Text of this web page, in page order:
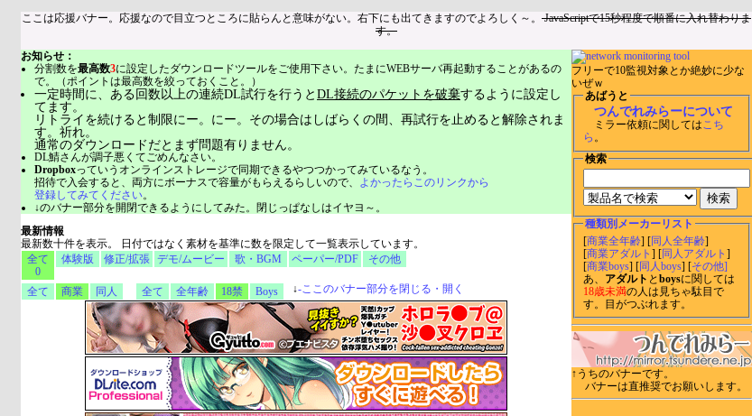
ここは応援バナー。応援なので目立つところに貼らんと意味がない。右下にも出てきますのでよろしく～。 JavaScriptで15秒程度で順番に入れ替わりま
す。
フリーで10監視対象とか絶妙に少な
いぜｗ
あばうと
つんでれみらーについて
ミラー依頼に関してはこち
ら 。
検索
種類別メーカーリスト
[商業全年齢 ] [同人全年齢]
[商業アダルト ] [同人アダルト ]
[商業boys] [同人boys ] [その他]
あ、 アダルト とboysに関しては
18歳未満の人は見ちゃ駄目で
す。目がつぶれます。
↑うちのバナーです。
バナーは直推奨でお願いします。
お知らせ：
分割数を最高数3に設定したダウンロードツールをご使用下さい。たまにWEBサーバ再起動することがあるの
で。（ポイントは最高数を絞っておくこと。）
一定時間に、ある回数以上の連続DL試行を行うとDL接続のパケットを破棄するように設定し
てます。
リトライを続けると制限にー。にー。その場合はしばらくの間、再試行を止めると解除されま
す。祈れ。
通常のダウンロードだとまず問題有りません。
DL鯖さんが調子悪くてごめんなさい。
Dropboxっていうオンラインストレージで同期できるやつつかってみているなう。
招待で入会すると、両方にボーナスで容量がもらえるらしいので、 よかったらこのリンクから
登録してみてください。
↓のバナー部分を開閉できるようにしてみた。閉じっぱなしはイヤヨ～。
最新情報
最新数十件を表示。 日付ではなく素材を基準に数を限定して一覧表示しています。
全て
0
体験版 修正/拡張 デモ/ムービー 歌・BGM ペーパー/PDF その他
全て 商業 同人 全て 全年齢 18禁 Boys ↓-ここのバナー部分を閉じる・開く